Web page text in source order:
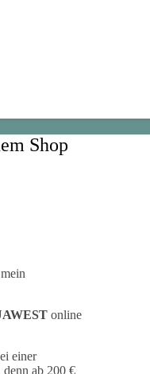
Shop
online
einer
ab 200 €